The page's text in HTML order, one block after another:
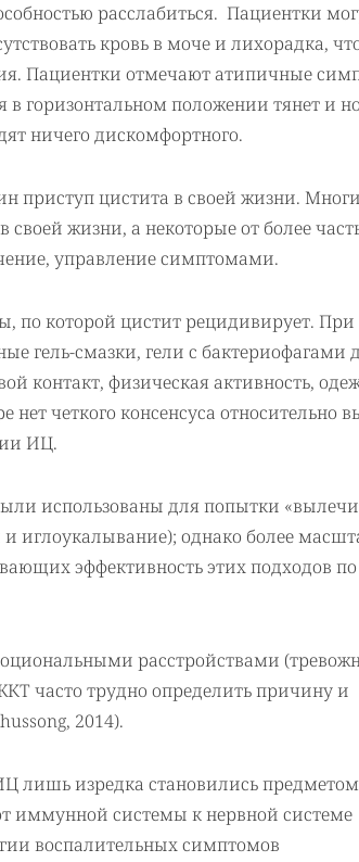
расслабиться. Пациентки
кровь в моче и лихорадка,
Пациентки отмечают атипичные
в горизонтальном положении тянет и
ничего дискомфортного.
приступ цистита в своей жизни.
жизни, а некоторые от более
управление симптомами.
по которой цистит рецидивирует.
гель-смазки, гели с бактериофагами
контакт, физическая активность,
четкого консенсуса относительно
ИЦ.
использованы для попытки
однако более
эффективность этих подходов по
расстройствами
часто трудно определить причину и
2014).
лишь изредка становились предметом
иммунной системы к нервной системе
воспалительных симптомов